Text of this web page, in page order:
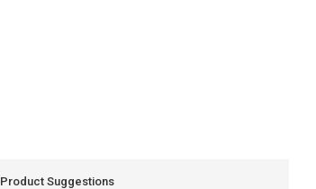
Product Suggestions